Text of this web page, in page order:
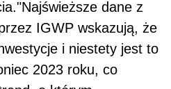
dane z
IGWP wskazują, że
i niestety jest to
2023 roku, co